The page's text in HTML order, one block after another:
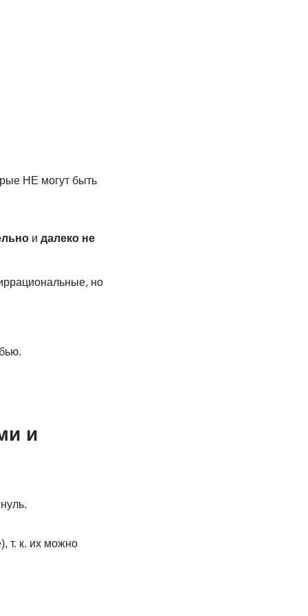
НЕ могут быть
и далеко не
но
и
т. к. их можно